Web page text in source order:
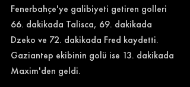
Fenerbahçe'ye galibiyeti getiren golleri
66. dakikada Talisca, 69. dakikada
Dzeko ve 72. dakikada Fred kaydetti.
Gaziantep ekibinin golü ise 13. dakikada
Maxim'den geldi.